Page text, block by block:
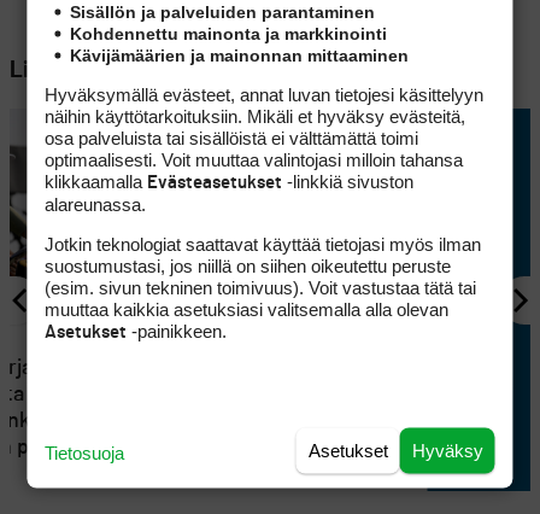
Lisää aiheesta
KILPAGOLF
on
ohi,
peitossa
Sisällön ja palveluiden parantaminen
Kohdennettu mainonta ja markkinointi
Kävijämäärien ja mainonnan mittaaminen
Hyväksymällä evästeet, annat luvan tietojesi käsittelyyn
näihin käyttötarkoituksiin. Mikäli et hyväksy evästeitä,
osa palveluista tai sisällöistä ei välttämättä toimi
optimaalisesti. Voit muuttaa valintojasi milloin tahansa
klikkaamalla Evästeasetukset -linkkiä sivuston
alareunassa.
Jotkin teknologiat saattavat käyttää tietojasi myös ilman
suostumustasi, jos niillä on siihen oikeutettu peruste
(esim. sivun tekninen toimivuus). Voit vastustaa tätä tai
muuttaa kaikkia asetuksiasi valitsemalla alla olevan
Asetukset -painikkeen.
Hyväksy
Asetukset
Tietosuoja